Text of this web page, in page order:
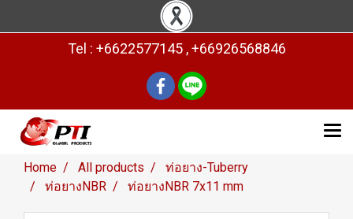
Tel : +6622577145 , +66926568846
Home All products
ท่อยาง-Tuberry
ท่อยางNBR
ท่อยางNBR 7x11 mm